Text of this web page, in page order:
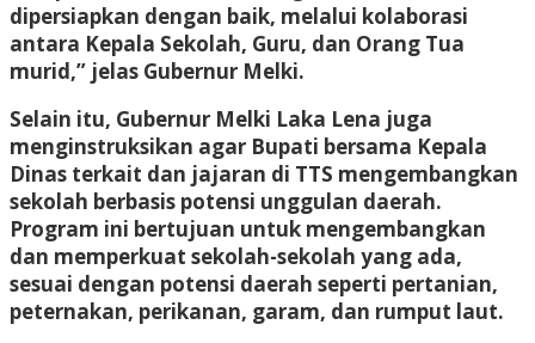
dipersiapkan dengan baik, melalui kolaborasi
antara Kepala Sekolah, Guru, dan Orang Tua
murid,” jelas Gubernur Melki.
Selain itu, Gubernur Melki Laka Lena juga
menginstruksikan agar Bupati bersama Kepala
Dinas terkait dan jajaran di TTS mengembangkan
sekolah berbasis potensi unggulan daerah.
Program ini bertujuan untuk mengembangkan
dan memperkuat sekolah-sekolah yang ada,
sesuai dengan potensi daerah seperti pertanian,
peternakan, perikanan, garam, dan rumput laut.